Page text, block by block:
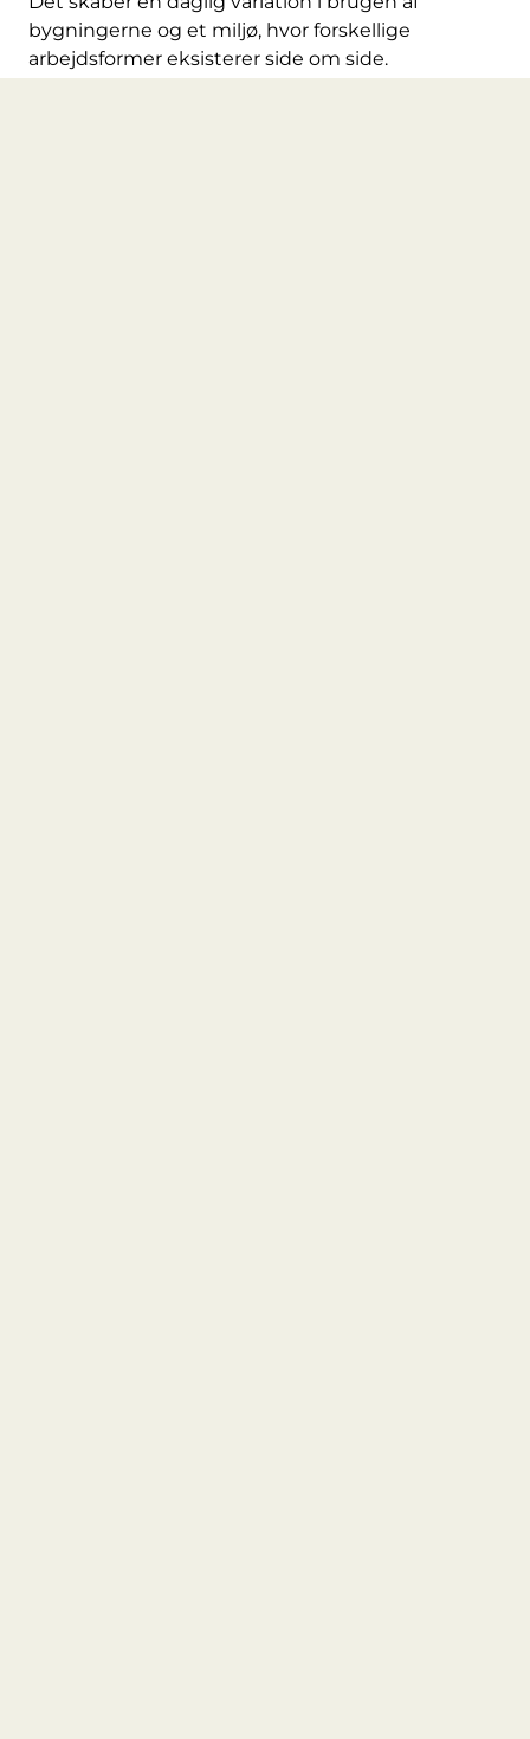
bygningerne og et miljø, hvor forskellige
arbejdsformer eksisterer side om side.